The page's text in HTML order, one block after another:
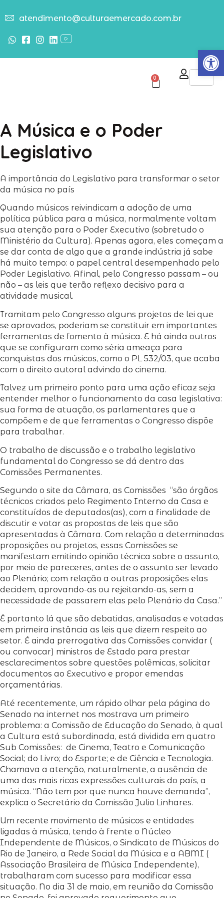
Abrir
atendimento@culturaemercado.com.br
0
A Música e o Poder
Legislativo
A importância do Legislativo para transformar o setor
da música no país
Quando músicos reivindicam a adoção de uma
política pública para a música, normalmente voltam
sua atenção para o Poder Executivo (sobretudo o
Ministério da Cultura). Apenas agora, eles começam a
se dar conta de algo que a grande indústria já sabe
há muito tempo: o papel central desempenhado pelo
Poder Legislativo. Afinal, pelo Congresso passam – ou
não – as leis que terão reflexo decisivo para a
atividade musical.
Tramitam pelo Congresso alguns projetos de lei que
se aprovados, poderiam se constituir em importantes
ferramentas de fomento à música. E há ainda outros
que se configuram como séria ameaça para
conquistas dos músicos, como o PL 532/03, que acaba
com o direito autoral advindo do cinema.
Talvez um primeiro ponto para uma ação eficaz seja
entender melhor o funcionamento da casa legislativa:
sua forma de atuação, os parlamentares que a
compõem e de que ferramentas o Congresso dispõe
para trabalhar.
O trabalho de discussão e o trabalho legislativo
fundamental do Congresso se dá dentro das
Comissões Permanentes.
Segundo o site da Câmara, as Comissões “são órgãos
técnicos criados pelo Regimento Interno da Casa e
constituídos de deputados(as), com a finalidade de
discutir e votar as propostas de leis que são
apresentadas à Câmara. Com relação a determinadas
proposições ou projetos, essas Comissões se
manifestam emitindo opinião técnica sobre o assunto,
por meio de pareceres, antes de o assunto ser levado
ao Plenário; com relação a outras proposições elas
decidem, aprovando-as ou rejeitando-as, sem a
necessidade de passarem elas pelo Plenário da Casa.”
É portanto lá que são debatidas, analisadas e votadas
em primeira instância as leis que dizem respeito ao
setor. É ainda prerrogativa das Comissões convidar (
ou convocar) ministros de Estado para prestar
esclarecimentos sobre questões polêmicas, solicitar
documentos ao Executivo e propor emendas
orçamentárias.
Até recentemente, um rápido olhar pela página do
Senado na internet nos mostrava um primeiro
problema: a Comissão de Educação do Senado, à qual
a Cultura está subordinada, está dividida em quatro
Sub Comissões: de Cinema, Teatro e Comunicação
Social; do Livro; do Esporte; e de Ciência e Tecnologia.
Chamava a atenção, naturalmente, a ausência de
uma das mais ricas expressões culturais do país, a
música. “Não tem por que nunca houve demanda”,
explica o Secretário da Comissão Julio Linhares.
Um recente movimento de músicos e entidades
ligadas à música, tendo à frente o Núcleo
Independente de Músicos, o Sindicato de Músicos do
Rio de Janeiro, a Rede Social da Música e a ABMI (
Associação Brasileira de Música Independente),
trabalharam com sucesso para modificar essa
situação. No dia 31 de maio, em reunião da Comissão